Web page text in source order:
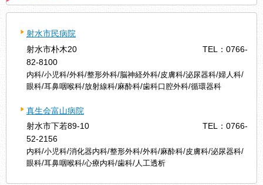
射水市民病院
射水市朴木20
TEL：0766-
82-8100
内科/小児科/外科/整形外科/脳神経外科/皮膚科/泌尿器科/婦人科/
眼科/耳鼻咽喉科/放射線科/麻酔科/歯科口腔外科/循環器科
真生会富山病院
射水市下若89-10
TEL：0766-
52-2156
内科/小児科/消化器内科/整形外科/外科/麻酔科/皮膚科/泌尿器科/
眼科/耳鼻咽喉科/心療内科/歯科/人工透析